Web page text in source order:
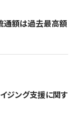
通額は過去最高額
イジング支援に関す